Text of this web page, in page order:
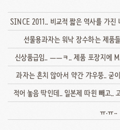
SINCE 2011.. 비교적 짧은 역사를 가
선물용과자는 워낙 장수하는 제품
신상품급임.. ㅡㅡㅋ.. 제품 포장지에
과자는 흔치 않아서 약간 갸우뚱.. 굳
적어 놓음 딱인데.. 일본제 따윈 빼고..
ㅠ.ㅠ..